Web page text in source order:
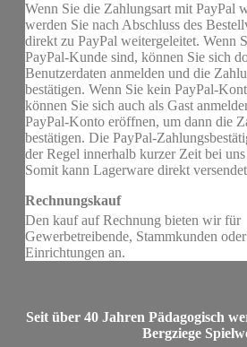
Wenn Sie die Zahlungsart mit PayPal
werden Sie nach Abschluss des
direkt zu PayPal weitergeleitet. Wenn
PayPal-Kunde sind, können Sie sich
Benutzerdaten anmelden und die
bestätigen. Wenn Sie kein PayPal-
können Sie sich auch als Gast
PayPal-Konto eröffnen, um dann die
bestätigen. Die PayPal-
der Regel innerhalb kurzer Zeit bei uns
Somit kann Lagerware direkt
Rechnungskauf
Den kauf auf Rechnung bieten wir für
Gewerbetreibende, Stammkunden
Einrichtungen an.
Seit über 40 Jahren Pädagogisch
Bergziege